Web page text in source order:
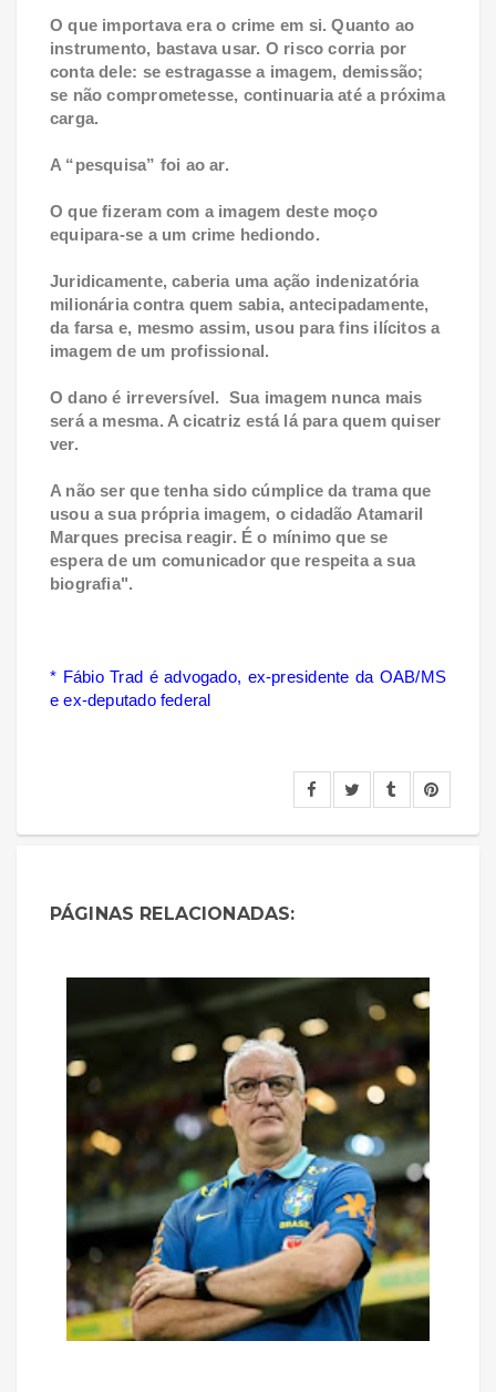
O que importava era o crime em si. Quanto ao
instrumento, bastava usar. O risco corria por
conta dele: se estragasse a imagem, demissão;
se não comprometesse, continuaria até a próxima
carga.
A “pesquisa” foi ao ar.
O que fizeram com a imagem deste moço
equipara-se a um crime hediondo.
Juridicamente, caberia uma ação indenizatória
milionária contra quem sabia, antecipadamente,
da farsa e, mesmo assim, usou para fins ilícitos a
imagem de um profissional.
O dano é irreversível. Sua imagem nunca mais
será a mesma. A cicatriz está lá para quem quiser
ver.
A não ser que tenha sido cúmplice da trama que
usou a sua própria imagem, o cidadão Atamaril
Marques precisa reagir. É o mínimo que se
espera de um comunicador que respeita a sua
biografia".
* Fábio Trad é advogado, ex-presidente da OAB/MS
e ex-deputado federal
PÁGINAS RELACIONADAS: